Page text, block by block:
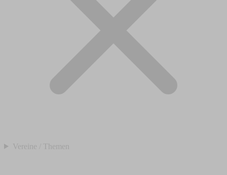
Vereine / Themen